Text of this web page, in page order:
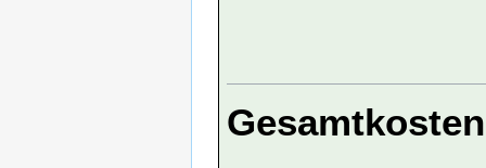
Gesamtkosten